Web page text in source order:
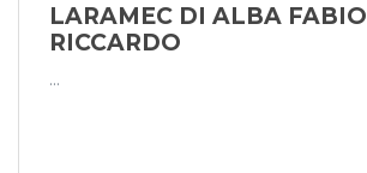
LARAMEC DI ALBA FABIO
RICCARDO
...